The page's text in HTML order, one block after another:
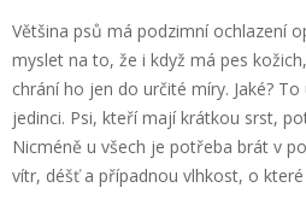
Většina psů má podzimní ochlazení
myslet na to, že i když má pes
chrání ho jen do určité míry. Jaké?
jedinci. Psi, kteří mají krátkou srst,
Nicméně u všech je potřeba brát v
vítr, déšť a případnou vlhkost, o které